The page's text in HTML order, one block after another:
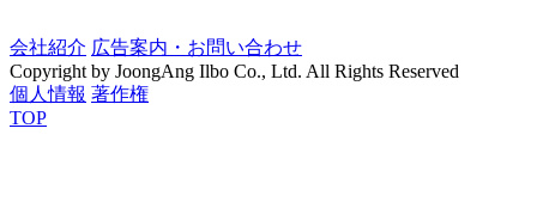
会社紹介 広告案内・お問い合わせ
Copyright by JoongAng Ilbo Co., Ltd. All Rights Reserved
個人情報 著作権
TOP